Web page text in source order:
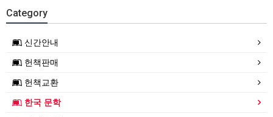
Category
신간안내
헌책판매
헌책교환
한국 문학